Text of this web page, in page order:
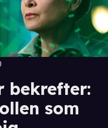
bekrefter:
som